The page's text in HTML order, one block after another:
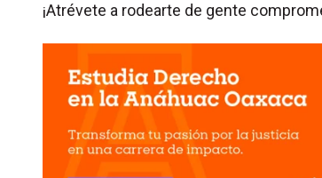
¡Atrévete a rodearte de gente